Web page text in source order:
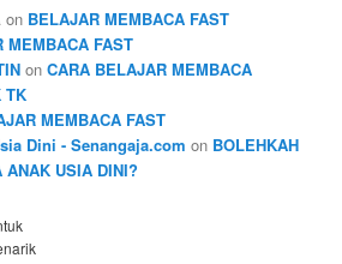
on BELAJAR MEMBACA FAST
MEMBACA FAST
onCARA BELAJAR MEMBACA
TK
MEMBACA FAST
Dini - Senangaja.com on BOLEHKAH
ANAK USIA DINI?